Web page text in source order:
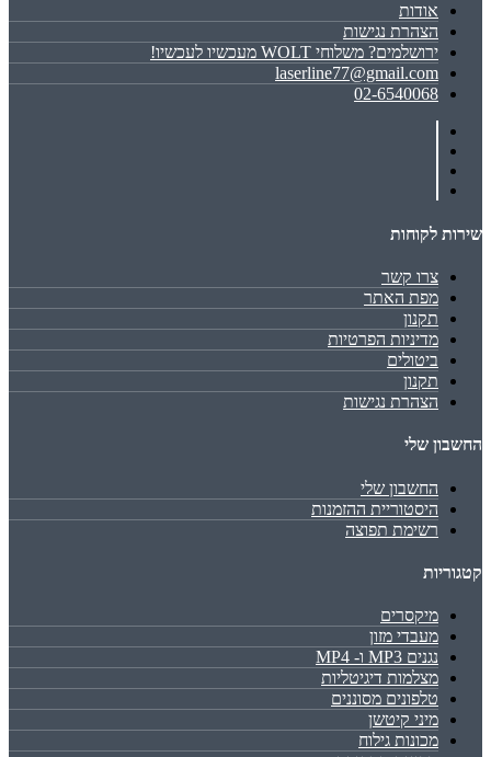
אודות
הצהרת נגישות
ירושלמים? משלוחי WOLT מעכשיו לעכשיו!
laserline77@gmail.com
02-6540068
שירות לקוחות
צרו קשר
מפת האתר
תקנון
מדיניות הפרטיות
ביטולים
תקנון
הצהרת נגישות
החשבון שלי
החשבון שלי
היסטוריית ההזמנות
רשימת תפוצה
קטגוריות
מיקסרים
מעבדי מזון
נגנים MP3 ו- MP4
מצלמות דיגיטליות
טלפונים מסוננים
מיני קיטשן
מכונות גילוח